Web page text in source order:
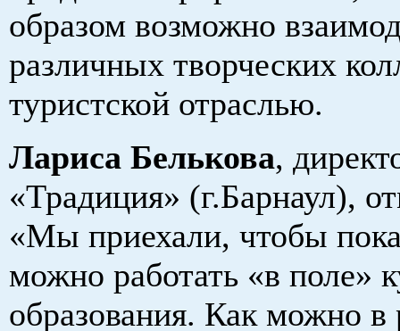
образом возможно
различных творческих
туристской отраслью.
Лариса Белькова,
«Традиция» (г.Барнаул),
«Мы приехали, чтобы
можно работать «в поле»
образования. Как можно в